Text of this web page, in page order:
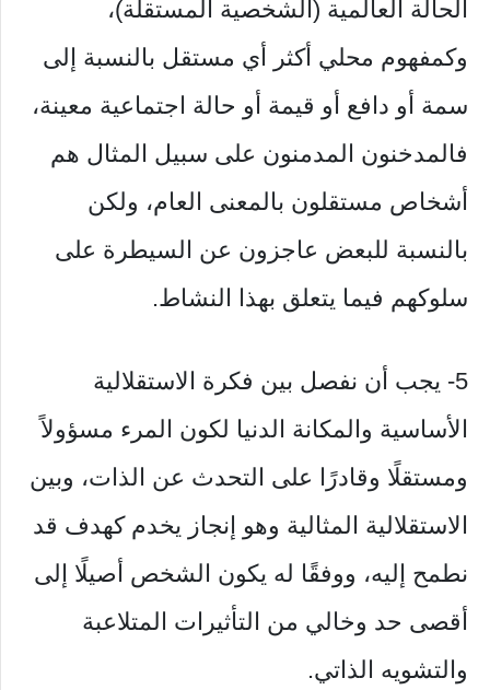
الحالة العالمية (الشخصية المستقلة)،
وكمفهوم محلي أكثر أي مستقل بالنسبة إلى
سمة أو دافع أو قيمة أو حالة اجتماعية معينة،
فالمدخنون المدمنون على سبيل المثال هم
أشخاص مستقلون بالمعنى العام، ولكن
بالنسبة للبعض عاجزون عن السيطرة على
سلوكهم فيما يتعلق بهذا النشاط.
5- يجب أن نفصل بين فكرة الاستقلالية
الأساسية والمكانة الدنيا لكون المرء مسؤولاً
ومستقلًا وقادرًا على التحدث عن الذات، وبين
الاستقلالية المثالية وهو إنجاز يخدم كهدف قد
نطمح إليه، ووفقًا له يكون الشخص أصيلًا إلى
أقصى حد وخالي من التأثيرات المتلاعبة
والتشويه الذاتي.